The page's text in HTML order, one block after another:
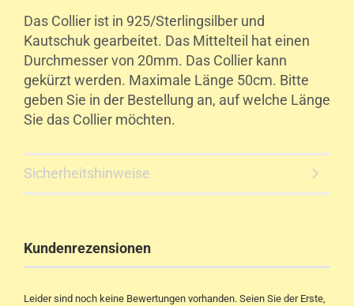
Das Collier ist in 925/Sterlingsilber und
Kautschuk gearbeitet. Das Mittelteil hat einen
Durchmesser von 20mm. Das Collier kann
gekürzt werden. Maximale Länge 50cm. Bitte
geben Sie in der Bestellung an, auf welche Länge
Sie das Collier möchten.
Sicherheitshinweise
Kundenrezensionen
Leider sind noch keine Bewertungen vorhanden. Seien Sie der Erste,